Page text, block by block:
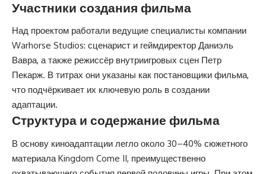
Участники создания фильма
Над проектом работали ведущие специалисты компании
Warhorse Studios: сценарист и геймдиректор Даниэль
Вавра, а также режиссёр внутриигровых сцен Петр
Пекарж. В титрах они указаны как постановщики фильма,
что подчёркивает их ключевую роль в создании
адаптации.
Структура и содержание фильма
В основу киноадаптации легло около 30–40% сюжетного
материала Kingdom Come II, преимущественно